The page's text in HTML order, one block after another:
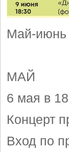
Май-июнь
МАЙ
6 мая в
Концерт
Вход по